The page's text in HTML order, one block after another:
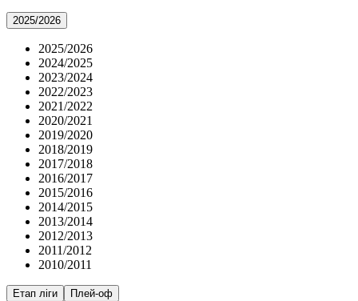
2025/2026
2025/2026
2024/2025
2023/2024
2022/2023
2021/2022
2020/2021
2019/2020
2018/2019
2017/2018
2016/2017
2015/2016
2014/2015
2013/2014
2012/2013
2011/2012
2010/2011
Етап ліги Плей-оф